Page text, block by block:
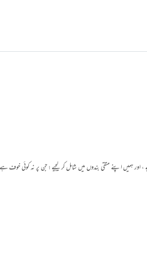
اپنے متقی بندوں میں شامل کر لیجیے ؛ جن پر نہ کوئی خوف